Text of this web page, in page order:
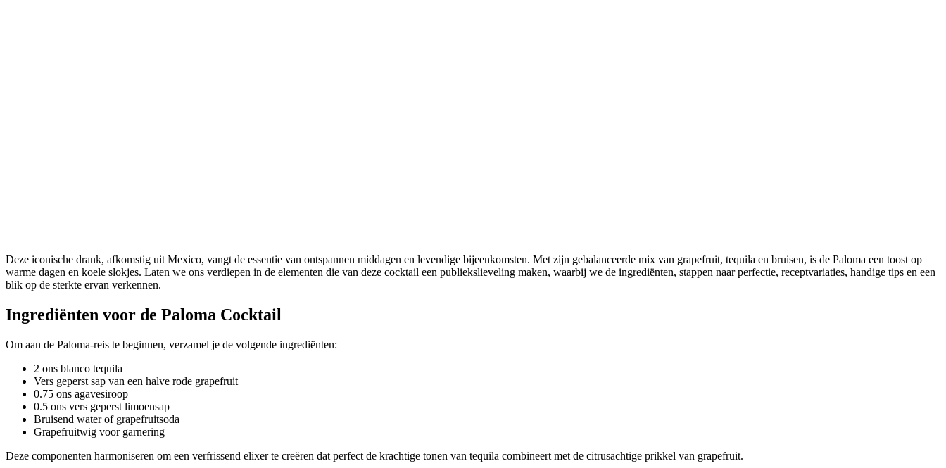
Deze iconische drank, afkomstig uit Mexico, vangt de essentie van ontspannen middagen en levendige bijeenkomsten. Met zijn gebalanceerde mix van grapefruit, tequila en bruisen, is de Paloma een toost op
warme dagen en koele slokjes. Laten we ons verdiepen in de elementen die van deze cocktail een publiekslieveling maken, waarbij we de ingrediënten, stappen naar perfectie, receptvariaties, handige tips en een
blik op de sterkte ervan verkennen.
Ingrediënten voor de Paloma Cocktail
Om aan de Paloma-reis te beginnen, verzamel je de volgende ingrediënten:
2 ons blanco tequila
Vers geperst sap van een halve rode grapefruit
0.75 ons agavesiroop
0.5 ons vers geperst limoensap
Bruisend water of grapefruitsoda
Grapefruitwig voor garnering
Deze componenten harmoniseren om een verfrissend elixer te creëren dat perfect de krachtige tonen van tequila combineert met de citrusachtige prikkel van grapefruit.